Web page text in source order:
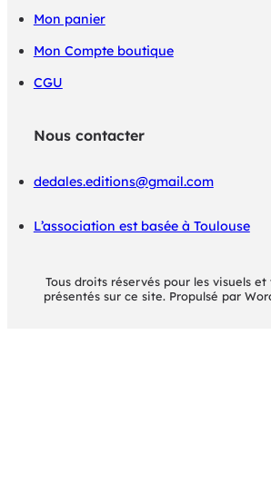
Mon panier
Mon Compte boutique
CGU
Nous contacter
dedales.editions@gmail.com
L’association est basée à Toulouse
Tous droits réservés pour les visuels et
présentés sur ce site. Propulsé par